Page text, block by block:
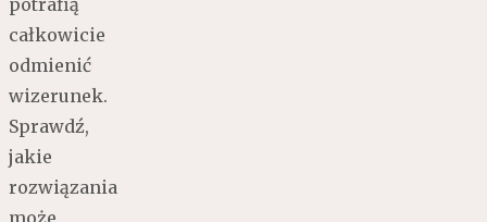
całkowicie
odmienić
wizerunek.
Sprawdź,
jakie
rozwiązania
może